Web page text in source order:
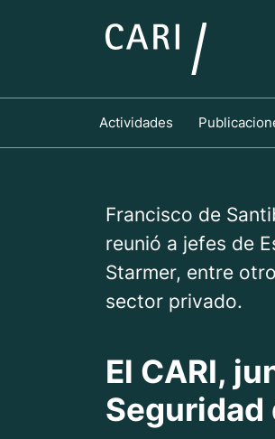
Actividades
Francisco de
reunió a jefes de
Starmer, entre
sector privado.
El CARI,
Seguridad